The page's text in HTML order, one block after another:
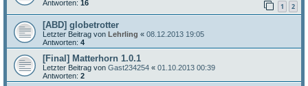
Antworten: 16 1 2
[ABD] globetrotter
Letzter Beitrag von Lehrling « 08.12.2013 19:05
Antworten: 4
[Final] Matterhorn 1.0.1
Letzter Beitrag von Gast234254 « 01.10.2013 00:39
Antworten: 2